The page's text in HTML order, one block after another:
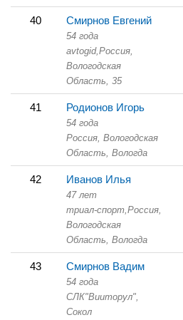
40 Смирнов Евгений
54 года
avtogid,Россия,
Вологодская
Область, 35
41 Родионов Игорь
54 года
Россия, Вологодская
Область, Вологда
42 Иванов Илья
47 лет
триал-спорт,Россия,
Вологодская
Область, Вологда
43 Смирнов Вадим
54 года
СЛК"Вииторул",
Сокол